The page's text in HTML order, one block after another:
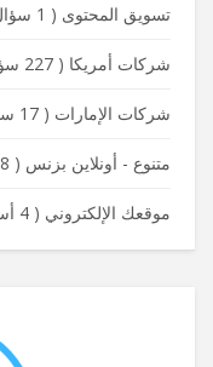
تسويق المحتوى ( 1 سؤال
شركات أمريكا ( 227 سؤال
شركات الإمارات ( 17 سؤال
متنوع - أونلاين بزنس ( 8 أسئلة
موقعك الإلكتروني ( 4 أسئلة